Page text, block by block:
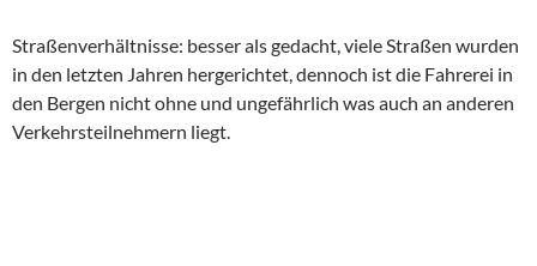
Straßenverhältnisse: besser als gedacht, viele Straßen wurden
in den letzten Jahren hergerichtet, dennoch ist die Fahrerei in
den Bergen nicht ohne und ungefährlich was auch an anderen
Verkehrsteilnehmern liegt.